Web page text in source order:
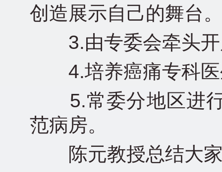
创造展示自己的舞台
3.由专委会牵头开
4.培养癌痛专科医
5.常委分地区进行
范病房。
陈元教授总结大家